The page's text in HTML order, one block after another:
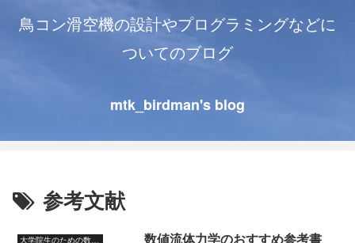
鳥コン滑空機の設計やプログラミングなどに
ついてのブログ
mtk_birdman's blog
参考文献
大学院生のための数値流体力学 数値流体力学のおすすめ参考書